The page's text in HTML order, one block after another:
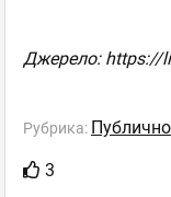
Джерело: https://
Рубрика:
3